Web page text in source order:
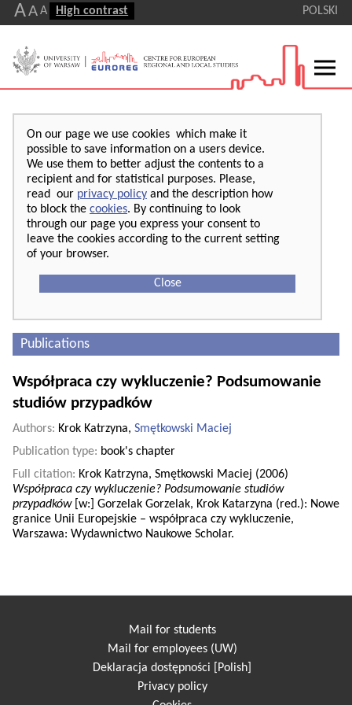
AA A High contrast POLSKI
On our page we use cookies which make it
possible to save information on a users device.
We use them to better adjust the contents to a
recipient and for statistical purposes. Please,
read our privacy policy and the description how
to block the cookies. By continuing to look
through our page you express your consent to
leave the cookies according to the current setting
of your browser.
Close
Publications
Współpraca czy wykluczenie? Podsumowanie
studiów przypadków
Authors: Krok Katrzyna, Smętkowski Maciej
Publication type: book's chapter
Full citation: Krok Katrzyna, Smętkowski Maciej (2006)
Współpraca czy wykluczenie? Podsumowanie studiów
przypadków[w:] Gorzelak Gorzelak, Krok Katarzyna (red.): Nowe
granice Unii Europejskie – współpraca czy wykluczenie,
Warszawa: Wydawnictwo Naukowe Scholar.
Mail for students
Mail for employees (UW)
Deklaracja dostępności [Polish]
Privacy policy